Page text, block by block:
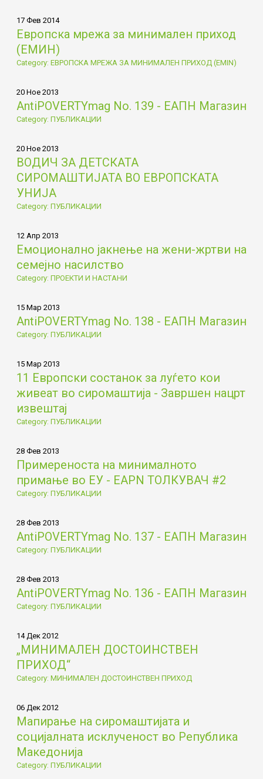
17 Фев 2014
Европска мрежа за минимален приход
(ЕМИН)
Category: ЕВРОПСКА МРЕЖА ЗА МИНИМАЛЕН ПРИХОД (EMIN)
20 Ное 2013
AntiPOVERTYmag No. 139 - ЕАПН Магазин
Category: ПУБЛИКАЦИИ
20 Ное 2013
ВОДИЧ ЗА ДЕТСКАТА
СИРОМАШТИЈАТА ВО ЕВРОПСКАТА
УНИЈА
Category: ПУБЛИКАЦИИ
12 Апр 2013
Емоционално јакнење на жени-жртви на
семејно насилство
Category: ПРОЕКТИ И НАСТАНИ
15 Мар 2013
AntiPOVERTYmag No. 138 - ЕАПН Магазин
Category: ПУБЛИКАЦИИ
15 Мар 2013
11 Европски состанок за луѓето кои
живеат во сиромаштија - Завршен нацрт
извештај
Category: ПУБЛИКАЦИИ
28 Фев 2013
Примереностa на минималното
примање во ЕУ - EAPN ТОЛКУВАЧ #2
Category: ПУБЛИКАЦИИ
28 Фев 2013
AntiPOVERTYmag No. 137 - ЕАПН Магазин
Category: ПУБЛИКАЦИИ
28 Фев 2013
AntiPOVERTYmag No. 136 - ЕАПН Магазин
Category: ПУБЛИКАЦИИ
14 Дек 2012
„МИНИМАЛЕН ДОСТОИНСТВЕН
ПРИХОД“
Category: МИНИМАЛЕН ДОСТОИНСТВЕН ПРИХОД
06 Дек 2012
Мапирање на сиромаштијата и
социјалната исклученост во Република
Македонија
Category: ПУБЛИКАЦИИ